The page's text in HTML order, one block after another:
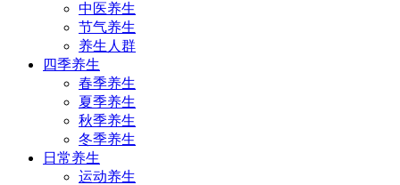
中医养生
节气养生
养生人群
四季养生
春季养生
夏季养生
秋季养生
冬季养生
日常养生
运动养生